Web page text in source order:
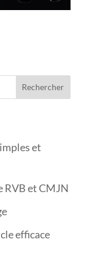
Rechercher
et
RVB et CMJN
efficace